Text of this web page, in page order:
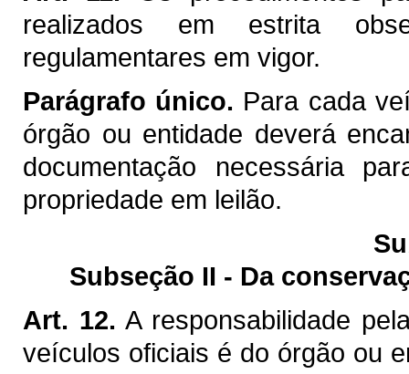
realizados em estrita
regulamentares em vigor.
Parágrafo único. Para cada
órgão ou entidade deverá
documentação necessária
propriedade em leilão.
Subseção II - Da
Art. 12. A responsabilidade
veículos oficiais é do órgão ou